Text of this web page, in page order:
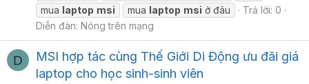
mua laptop msi mua laptop msi ở đâu
Trả lời: 0
Diễn đàn: Nóng trên mạng
D
MSI hợp tác cùng Thế Giới Di Động ưu đãi giá
laptop cho học sinh-sinh viên